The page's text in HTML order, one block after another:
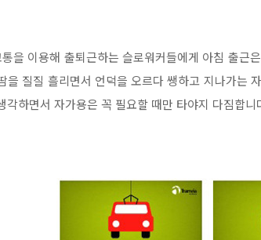
을 이용해 출퇴근하는 슬로워커들에게 아침 출근
을 질질 흘리면서 언덕을 오르다 쌩하고 지나가는
각하면서 자가용은 꼭 필요할 때만 타야지 다짐합니